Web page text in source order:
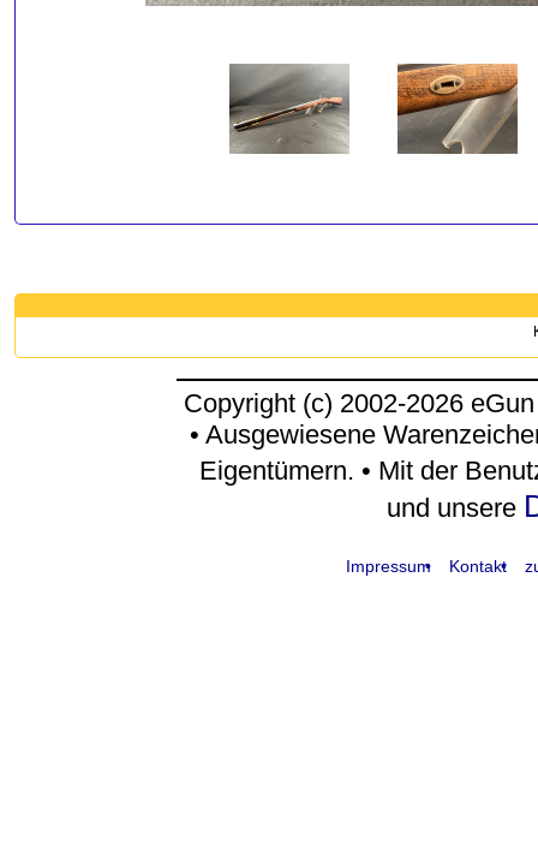
Copyright (c) 2002-2026
• Ausgewiesene
Eigentümern. • Mit der
und unsere
Impressum Kontakt